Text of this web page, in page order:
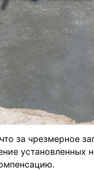
за чрезмерное
установленных